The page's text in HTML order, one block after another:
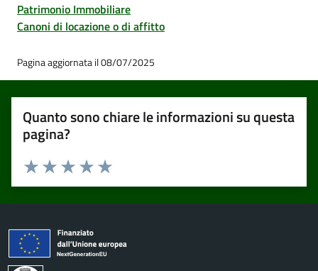
Patrimonio Immobiliare
Canoni di locazione o di affitto
Pagina aggiornata il 08/07/2025
Quanto sono chiare le informazioni su questa
pagina?
Valuta 5 stelle su 5
Valuta 4 stelle su 5
Valuta 3 stelle su 5
Valuta 2 stelle su 5
Valuta 1 stelle su 5